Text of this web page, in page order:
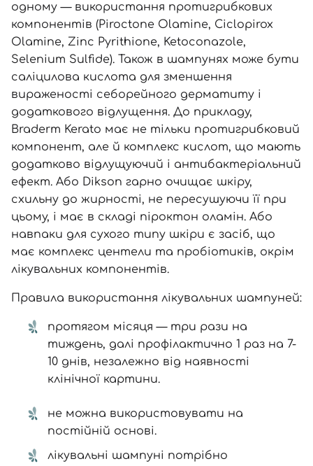
одному—використання протигрибкових
компонентів (Piroctone Olamine, Ciclopirox
Olamine, Zinc Pyrithione, Ketoconazole,
Selenium Sulfide). Також в шампунях може бути
саліцилова кислота для зменшення
вираженості себорейного дерматиту і
додаткового відлущення. До прикладу,
Braderm Kerato має не тільки протигрибковий
компонент, але й комплекс кислот, що мають
додатково відлущуючий і антибактеріальний
ефект. Або Dikson гарно очищає шкіру,
схильну до жирності, не пересушуючи її при
цьому, і має в складі піроктон оламін. Або
навпаки для сухого типу шкіри є засіб, що
має комплекс центели та пробіотиків, окрім
лікувальних компонентів.
Правила використання лікувальних шампуней:
протягом місяця — три рази на
тиждень, далі профілактично 1 раз на 7-
10 днів, незалежно від наявності
клінічної картини.
не можна використовувати на
постійній основі.
лікувальні шампуні потрібно